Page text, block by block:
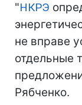
"НКРЭ
не вправе
отдельные
Рябченко.